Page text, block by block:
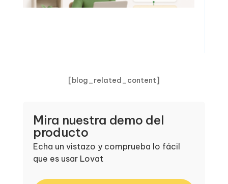
[blog_related_content]
Mira nuestra demo del
producto
Echa un vistazo y comprueba lo fácil
que es usar Lovat